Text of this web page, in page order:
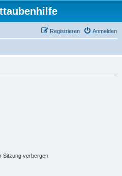
Anmelden
Registrieren
Sitzung verbergen